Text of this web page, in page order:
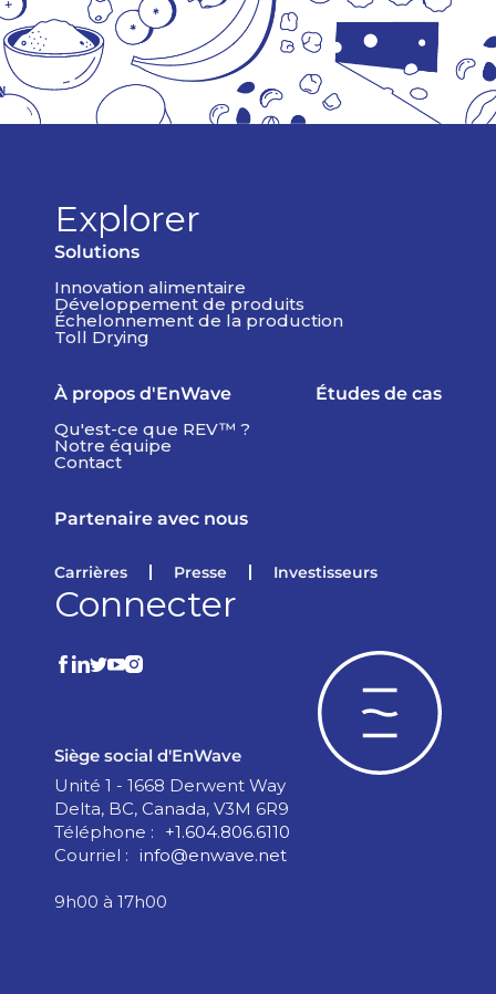
Explorer
Solutions
Innovation alimentaire
Développement de produits
Échelonnement de la production
Toll Drying
À propos d'EnWave
Qu'est-ce que REV™ ?
Notre équipe
Contact
Études de cas
Partenaire avec nous
Carrières Presse Investisseurs
Connecter
Siège social d'EnWave
Unité 1 - 1668 Derwent Way
Delta, BC, Canada, V3M 6R9
Téléphone :
+1.604.806.6110
Courriel : info@enwave.net
9h00 à 17h00